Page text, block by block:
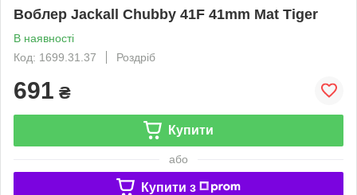
Воблер Jackall Chubby 41F 41mm Mat Tiger
В наявності
Код: 1699.31.37
Роздріб
691 ₴
Купити
або
Купити з